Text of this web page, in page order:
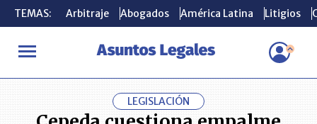
TEMAS: Arbitraje Abogados América Latina Litigios
INICIO ACTUALIDAD Cepeda cuestiona empalme mientras que
TEMAS: Arbitraje Abogados América Latina Litigios
LEGISLACIÓN